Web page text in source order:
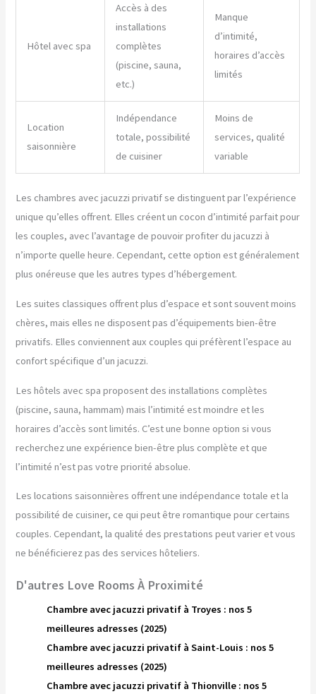
Hôtel avec spa
Accès à des
installations
complètes
(piscine, sauna,
etc.)
Manque
d’intimité,
horaires d’accès
limités
Location
saisonnière
Indépendance
totale, possibilité
de cuisiner
Moins de
services, qualité
variable
Les chambres avec jacuzzi privatif se distinguent par l’expérience
unique qu’elles offrent. Elles créent un cocon d’intimité parfait pour
les couples, avec l’avantage de pouvoir profiter du jacuzzi à
n’importe quelle heure. Cependant, cette option est généralement
plus onéreuse que les autres types d’hébergement.
Les suites classiques offrent plus d’espace et sont souvent moins
chères, mais elles ne disposent pas d’équipements bien-être
privatifs. Elles conviennent aux couples qui préfèrent l’espace au
confort spécifique d’un jacuzzi.
Les hôtels avec spa proposent des installations complètes
(piscine, sauna, hammam) mais l’intimité est moindre et les
horaires d’accès sont limités. C’est une bonne option si vous
recherchez une expérience bien-être plus complète et que
l’intimité n’est pas votre priorité absolue.
Les locations saisonnières offrent une indépendance totale et la
possibilité de cuisiner, ce qui peut être romantique pour certains
couples. Cependant, la qualité des prestations peut varier et vous
ne bénéficierez pas des services hôteliers.
D'autres Love Rooms À Proximité
Chambre avec jacuzzi privatif à Troyes : nos 5
meilleures adresses (2025)
Chambre avec jacuzzi privatif à Saint-Louis : nos 5
meilleures adresses (2025)
Chambre avec jacuzzi privatif à Thionville : nos 5